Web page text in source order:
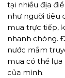
tại nhiều địa
như người tiêu
mua trực tiếp,
nhanh chóng.
nước mắm
mua có thể
của mình.